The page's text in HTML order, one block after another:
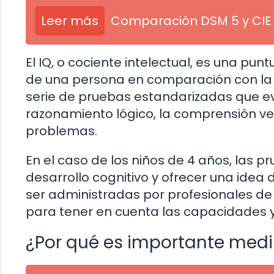
Leer más Comparación DSM 5 y
El IQ, o cociente intelectual, es una
de una persona en comparación con
serie de pruebas estandarizadas que
razonamiento lógico, la comprensión
problemas.
En el caso de los niños de 4 años, las
desarrollo cognitivo y ofrecer una idea
ser administradas por profesionales
para tener en cuenta las capacidades
¿Por qué es importante